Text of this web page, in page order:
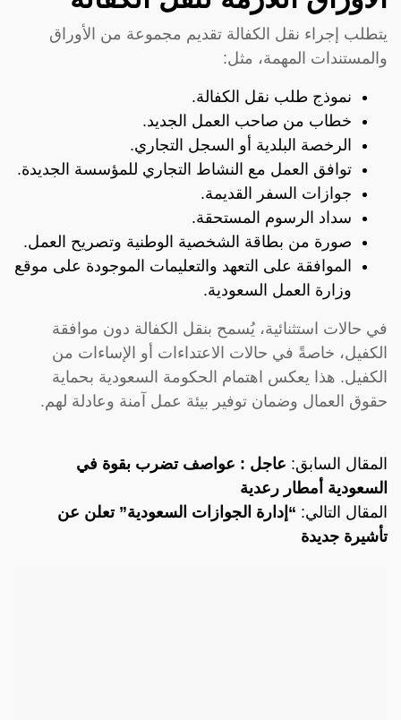
يتطلب إجراء نقل الكفالة تقديم مجموعة من الأوراق
والمستندات المهمة، مثل:
نموذج طلب نقل الكفالة.
خطاب من صاحب العمل الجديد.
الرخصة البلدية أو السجل التجاري.
توافق العمل مع النشاط التجاري للمؤسسة الجديدة.
جوازات السفر القديمة.
سداد الرسوم المستحقة.
صورة من بطاقة الشخصية الوطنية وتصريح العمل.
الموافقة على التعهد والتعليمات الموجودة على موقع
وزارة العمل السعودية.
في حالات استثنائية، يُسمح بنقل الكفالة دون موافقة
الكفيل، خاصةً في حالات الاعتداءات أو الإساءات من
الكفيل. هذا يعكس اهتمام الحكومة السعودية بحماية
حقوق العمال وضمان توفير بيئة عمل آمنة وعادلة لهم.
المقال السابق: عاجل : عواصف تضرب بقوة في
السعودية أمطار رعدية
المقال التالي: “إدارة الجوازات السعودية” تعلن عن
تأشيرة جديدة